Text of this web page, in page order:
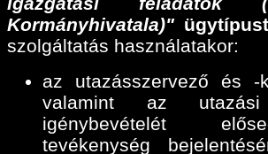
Kormányhivatala)"
szolgáltatás használatakor:
az utazásszervező és -
valamint az utazási
igénybevételét
tevékenység